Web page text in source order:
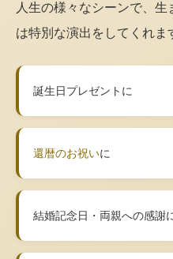
人生の様々なシーンで、
は特別な演出をしてくれま
誕生日プレゼントに
還暦のお祝いに
結婚記念日・両親への感謝